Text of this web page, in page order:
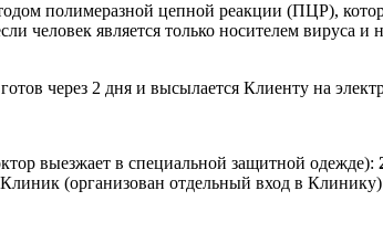
полимеразной цепной реакции (ПЦР),
человек является только носителем
через 2 дня и высылается Клиенту на
выезжает в специальной защитной одежде):
(организован отдельный вход в